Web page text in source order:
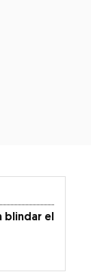
blindar el